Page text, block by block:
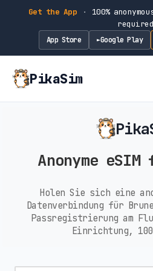
Get the App ·
100%
required
App Store ►Google Play
PikaSim
Anonyme
Holen Sie sich eine
Datenverbindung für
Passregistrierung am
Einrichtung,